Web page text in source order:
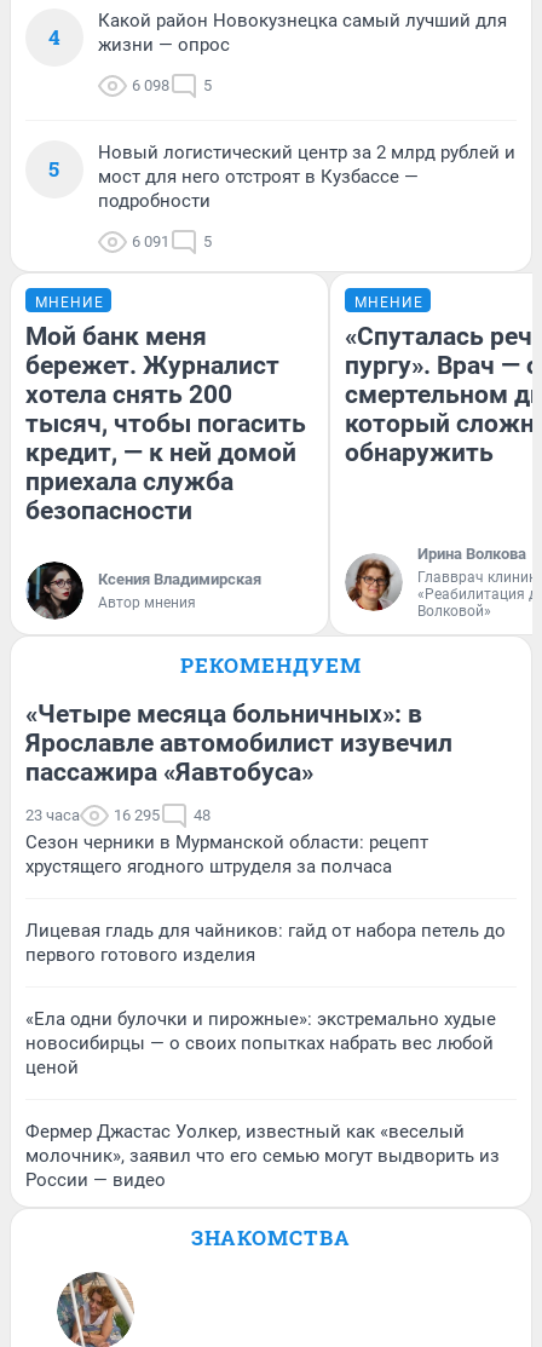
4
Какой район Новокузнецка самый лучший для
жизни — опрос
6 098 5
5
Новый логистический центр за 2 млрд рублей и
мост для него отстроят в Кузбассе —
подробности
6 091 5
МНЕНИЕ
Мой банк меня
бережет. Журналист
хотела снять 200
тысяч, чтобы погасить
кредит, — к ней домой
приехала служба
безопасности
Ксения Владимирская
Автор мнения
МНЕНИЕ
«Спуталась
пургу». Врач — о
смертельном
который
обнаружить
Ирина Волкова
Главврач
«Реабилитация
Волковой»
РЕКОМЕНДУЕМ
«Четыре месяца больничных»: в
Ярославле автомобилист изувечил
пассажира «Яавтобуса»
23 часа 16 295 48
Сезон черники в Мурманской области: рецепт
хрустящего ягодного штруделя за полчаса
Лицевая гладь для чайников: гайд от набора петель до
первого готового изделия
«Ела одни булочки и пирожные»: экстремально худые
новосибирцы — о своих попытках набрать вес любой
ценой
Фермер Джастас Уолкер, известный как «веселый
молочник», заявил что его семью могут выдворить из
России — видео
ЗНАКОМСТВА